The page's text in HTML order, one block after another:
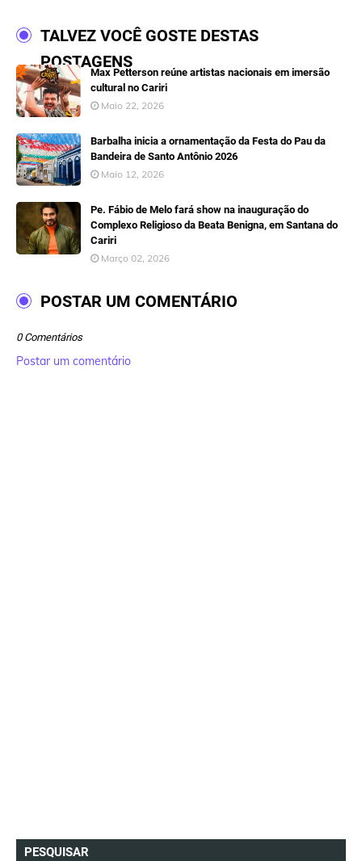
TALVEZ VOCÊ GOSTE DESTAS
POSTAGENS
Max Petterson reúne artistas nacionais em imersão
cultural no Cariri
Maio 22, 2026
Barbalha inicia a ornamentação da Festa do Pau da
Bandeira de Santo Antônio 2026
Maio 12, 2026
Pe. Fábio de Melo fará show na inauguração do
Complexo Religioso da Beata Benigna, em Santana do
Cariri
Março 02, 2026
POSTAR UM COMENTÁRIO
0 Comentários
Postar um comentário
PESQUISAR